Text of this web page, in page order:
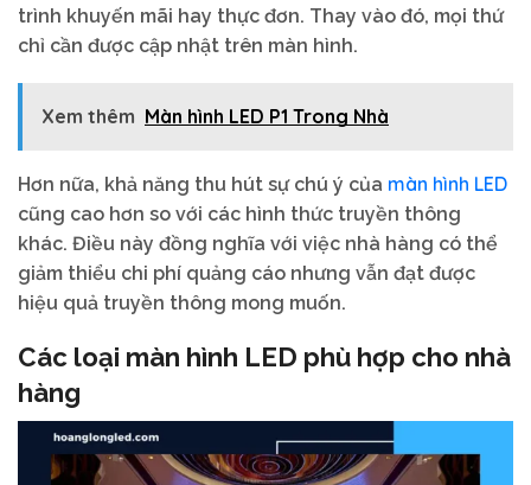
trình khuyến mãi hay thực đơn. Thay vào đó, mọi thứ
chỉ cần được cập nhật trên màn hình.
Xem thêm Màn hình LED P1 Trong Nhà
Hơn nữa, khả năng thu hút sự chú ý của màn hình LED
cũng cao hơn so với các hình thức truyền thông
khác. Điều này đồng nghĩa với việc nhà hàng có thể
giảm thiểu chi phí quảng cáo nhưng vẫn đạt được
hiệu quả truyền thông mong muốn.
Các loại màn hình LED phù hợp cho nhà
hàng